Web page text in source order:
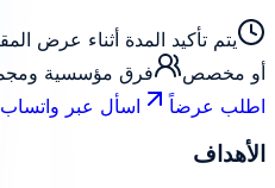
يتم تأكيد المدة أثناء عرض
أو مخصص
فرق مؤسسية
اطلب عرضاً
اسأل عبر واتساب
الأهداف